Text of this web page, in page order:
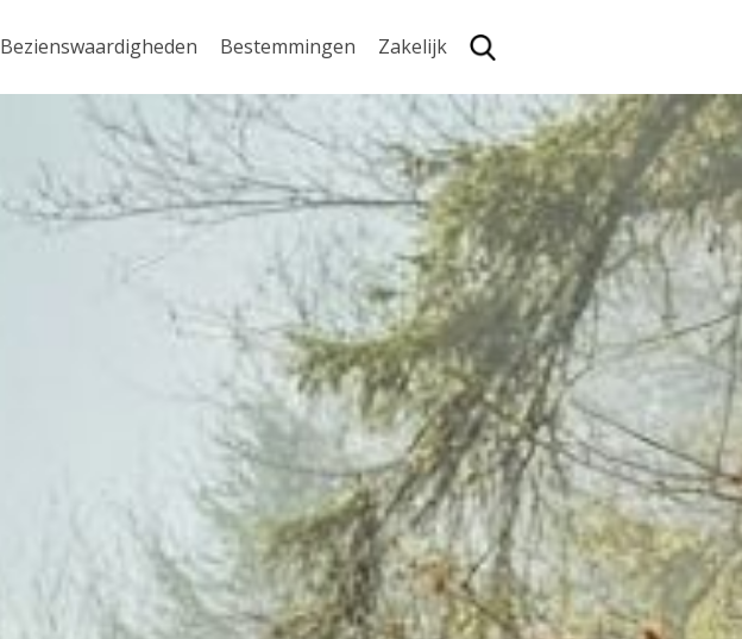
Bezienswaardigheden Bestemmingen Zakelijk